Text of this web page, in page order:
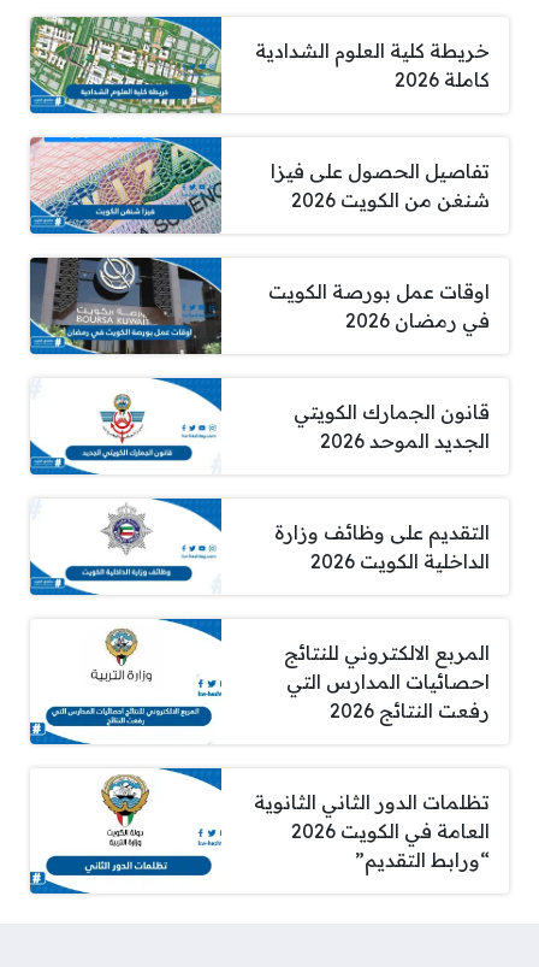
خريطة كلية العلوم الشدادية
كاملة 2026
تفاصيل الحصول على فيزا
شنغن من الكويت 2026
اوقات عمل بورصة الكويت
في رمضان 2026
قانون الجمارك الكويتي
الجديد الموحد 2026
التقديم على وظائف وزارة
الداخلية الكويت 2026
المربع الالكتروني للنتائج
احصائيات المدارس التي
رفعت النتائج 2026
تظلمات الدور الثاني الثانوية
العامة في الكويت 2026
“ورابط التقديم”